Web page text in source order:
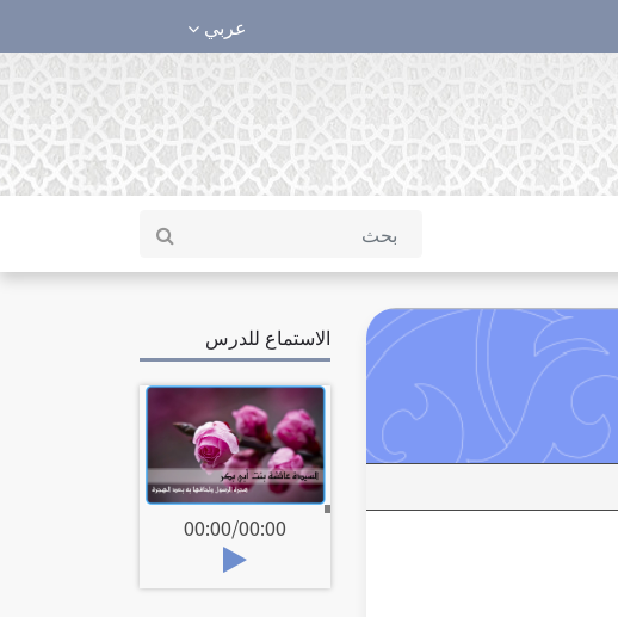
عربي
الاستماع للدرس
00:00/00:00